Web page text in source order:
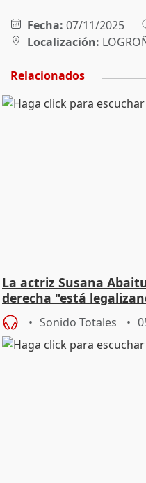
Fecha: 07/11/2025
Localización:
Relacionados
La actriz Susana
derecha "está
Sonido Totales